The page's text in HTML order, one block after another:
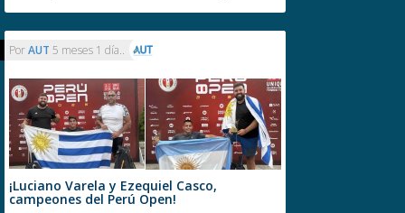
PorAUT 5 meses 1 día..
¡Luciano Varela y Ezequiel Casco,
campeones del Perú Open!